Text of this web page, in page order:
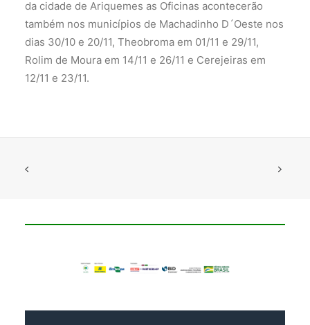
da cidade de Ariquemes as Oficinas acontecerão
também nos municípios de Machadinho D´Oeste nos
dias 30/10 e 20/11, Theobroma em 01/11 e 29/11,
Rolim de Moura em 14/11 e 26/11 e Cerejeiras em
12/11 e 23/11.